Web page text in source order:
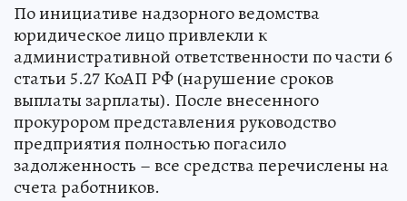
По инициативе надзорного ведомства
юридическое лицо привлекли к
административной ответственности по части 6
статьи 5.27 КоАП РФ (нарушение сроков
выплаты зарплаты). После внесенного
прокурором представления руководство
предприятия полностью погасило
задолженность – все средства перечислены на
счета работников.